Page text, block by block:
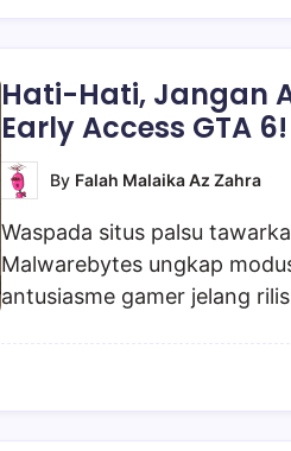
Hati-Hati, Jangan
Early Access GTA 6!
By Falah Malaika Az Zahra
Waspada situs palsu
Malwarebytes ungkap
antusiasme gamer jelang